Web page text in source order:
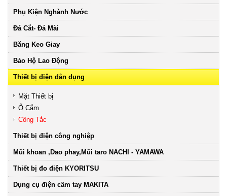
Phụ Kiện Nghành Nước
Đá Cắt- Đá Mài
Băng Keo Giay
Bảo Hộ Lao Động
Thiết bị điện dân dụng
Mặt Thiết bị
Ổ Cắm
Công Tắc
Thiết bị điện công nghiệp
Mũi khoan ,Dao phay,Mũi taro NACHI - YAMAWA
Thiết bị đo điện KYORITSU
Dụng cụ điện cầm tay MAKITA